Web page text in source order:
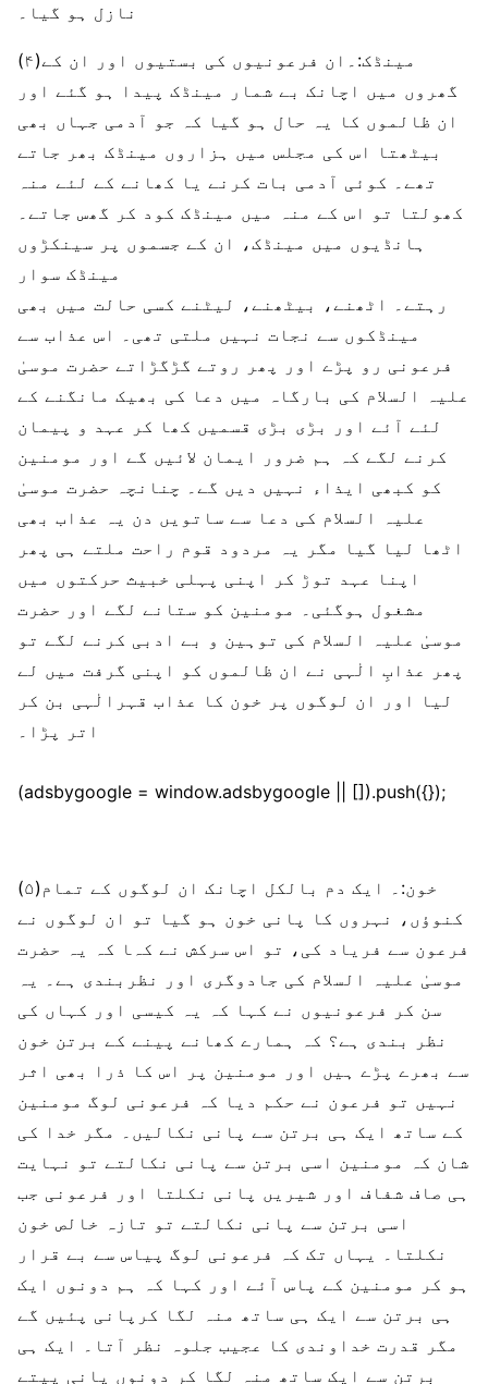
نازل ہو گیا۔
(۴)مینڈک:۔ان فرعونیوں کی بستیوں اور ان کے
گھروں میں اچانک بے شمار مینڈک پیدا ہو گئے اور
ان ظالموں کا یہ حال ہو گیا کہ جو آدمی جہاں بھی
بیٹھتا اس کی مجلس میں ہزاروں مینڈک بھر جاتے
تھے۔ کوئی آدمی بات کرنے یا کھانے کے لئے منہ
کھولتا تو اس کے منہ میں مینڈک کود کر گھس جاتے۔
ہانڈیوں میں مینڈک، ان کے جسموں پر سینکڑوں
مینڈک سوار
رہتے۔ اٹھنے، بیٹھنے، لیٹنے کسی حالت میں بھی
مینڈکوں سے نجات نہیں ملتی تھی۔ اس عذاب سے
فرعونی رو پڑے اور پھر روتے گڑگڑاتے حضرت موسیٰ
علیہ السلام کی بارگاہ میں دعا کی بھیک مانگنے کے
لئے آئے اور بڑی بڑی قسمیں کھا کر عہد و پیمان
کرنے لگے کہ ہم ضرور ایمان لائیں گے اور مومنین
کو کبھی ایذاء نہیں دیں گے۔ چنانچہ حضرت موسیٰ
علیہ السلام کی دعا سے ساتویں دن یہ عذاب بھی
اٹھا لیا گیا مگر یہ مردود قوم راحت ملتے ہی پھر
اپنا عہد توڑ کر اپنی پہلی خبیث حرکتوں میں
مشغول ہوگئی۔ مومنین کو ستانے لگے اور حضرت
موسیٰ علیہ السلام کی توہین و بے ادبی کرنے لگے تو
پھر عذابِ الٰہی نے ان ظالموں کو اپنی گرفت میں لے
لیا اور ان لوگوں پر خون کا عذاب قہرالٰہی بن کر
اتر پڑا۔
(adsbygoogle = window.adsbygoogle || []).push({});
(۵)خون:۔ ایک دم بالکل اچانک ان لوگوں کے تمام
کنوؤں، نہروں کا پانی خون ہو گیا تو ان لوگوں نے
فرعون سے فریاد کی، تو اس سرکش نے کہا کہ یہ حضرت
موسیٰ علیہ السلام کی جادوگری اور نظربندی ہے۔ یہ
سن کر فرعونیوں نے کہا کہ یہ کیسی اور کہاں کی
نظر بندی ہے؟ کہ ہمارے کھانے پینے کے برتن خون
سے بھرے پڑے ہیں اور مومنین پر اس کا ذرا بھی اثر
نہیں تو فرعون نے حکم دیا کہ فرعونی لوگ مومنین
کے ساتھ ایک ہی برتن سے پانی نکالیں۔ مگر خدا کی
شان کہ مومنین اسی برتن سے پانی نکالتے تو نہایت
ہی صاف شفاف اور شیریں پانی نکلتا اور فرعونی جب
اسی برتن سے پانی نکالتے تو تازہ خالص خون
نکلتا۔ یہاں تک کہ فرعونی لوگ پیاس سے بے قرار
ہو کر مومنین کے پاس آئے اور کہا کہ ہم دونوں ایک
ہی برتن سے ایک ہی ساتھ منہ لگا کرپانی پئیں گے
مگر قدرت خداوندی کا عجیب جلوہ نظر آتا۔ ایک ہی
برتن سے ایک ساتھ منہ لگا کر دونوں پانی پیتے